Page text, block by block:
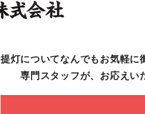
提灯についてなんでもお気軽に
専⾨スタッフが、お応えい